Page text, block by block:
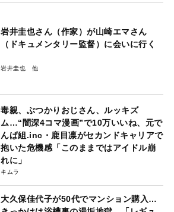
岩井圭也さん（作家）が山崎エマさん
（ドキュメンタリー監督）に会いに行く
岩井圭也
毒親、ぶつかりおじさん、ルッキズ
ム…“闇深4コマ漫画”で10万いいね、元で
んぱ組.inc・鹿目凛がセカンドキャリアで
抱いた危機感「このままではアイドル崩
れに」
キムラ
大久保佳代子が50代でマンション購入…